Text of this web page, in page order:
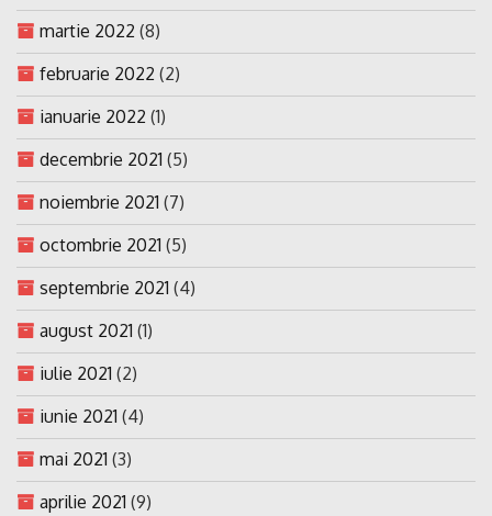
martie 2022 (8)
februarie 2022 (2)
ianuarie 2022 (1)
decembrie 2021 (5)
noiembrie 2021 (7)
octombrie 2021 (5)
septembrie 2021 (4)
august 2021 (1)
iulie 2021 (2)
iunie 2021 (4)
mai 2021 (3)
aprilie 2021 (9)